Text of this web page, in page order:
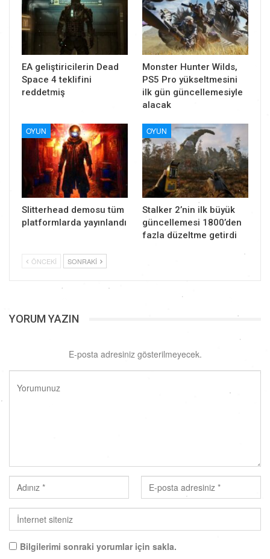
EA geliştiricilerin Dead
Space 4 teklifini
reddetmiş
Monster Hunter Wilds,
PS5 Pro yükseltmesini
ilk gün güncellemesiyle
alacak
OYUN
Slitterhead demosu tüm
platformlarda yayınlandı
OYUN
Stalker 2’nin ilk büyük
güncellemesi 1800’den
fazla düzeltme getirdi
ÖNCEKI SONRAKI
YORUM YAZIN
E-posta adresiniz gösterilmeyecek.
Bilgilerimi sonraki yorumlar için sakla.